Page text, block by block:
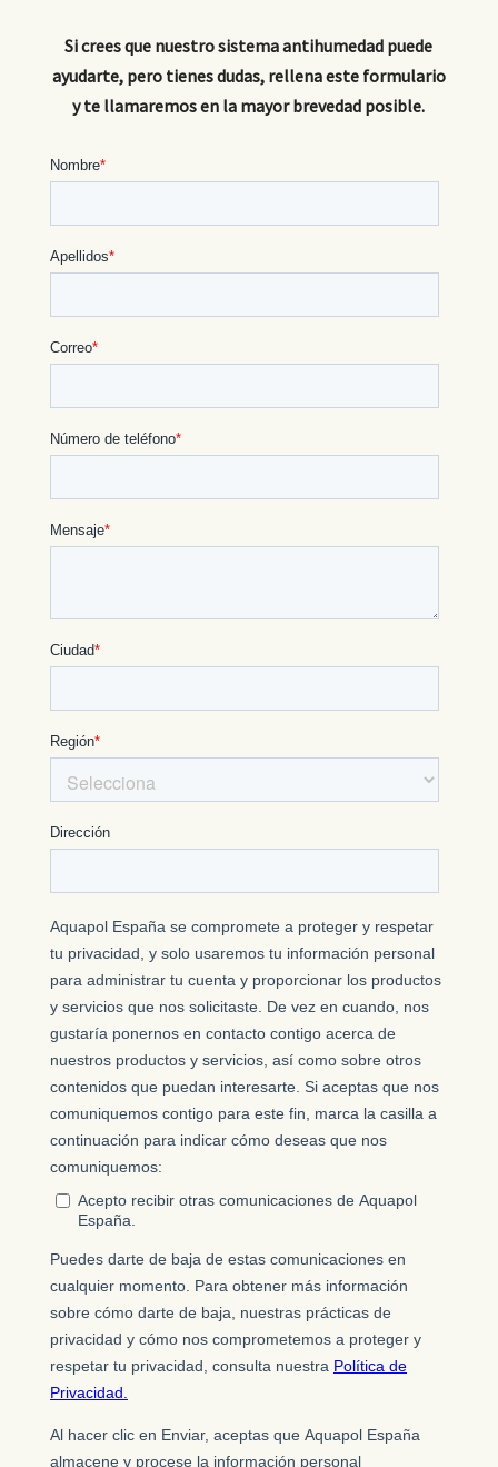
Si crees que nuestro sistema antihumedad puede
ayudarte, pero tienes dudas, rellena este formulario
y te llamaremos en la mayor brevedad posible.